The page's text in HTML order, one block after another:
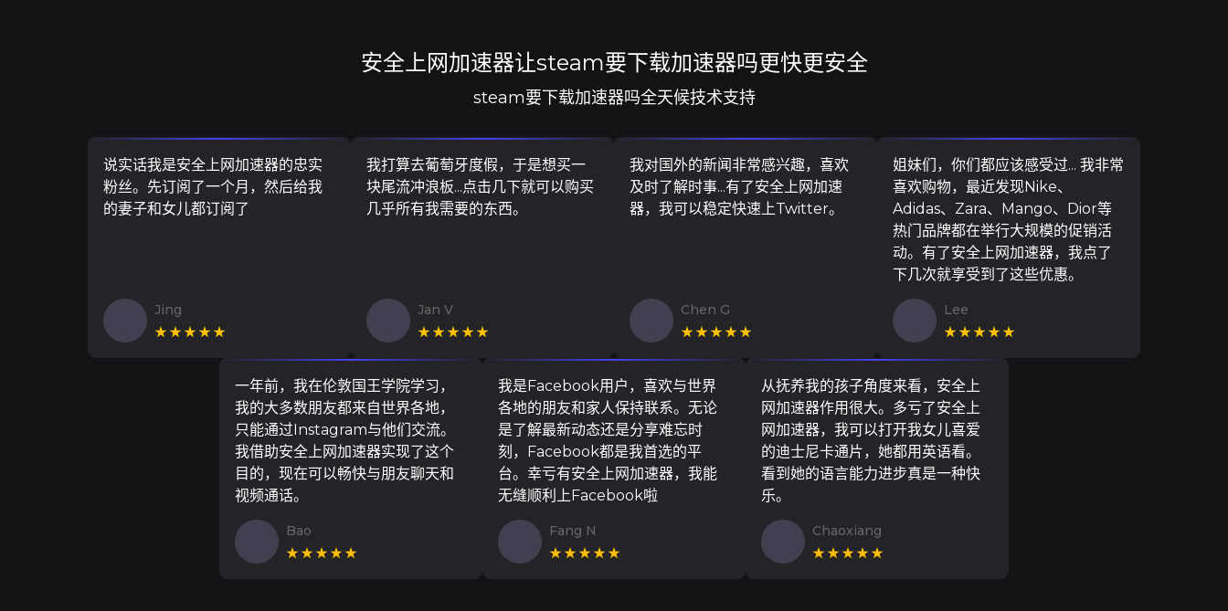
安全上网加速器让steam要下载加速器吗更快更安全
steam要下载加速器吗全天候技术支持
说实话我是安全上网加速器的忠实
粉丝。先订阅了一个月，然后给我
的妻子和女儿都订阅了
Jing
★★★★★
我打算去葡萄牙度假，于是想买一
块尾流冲浪板...点击几下就可以购买
几乎所有我需要的东西。
Jan V
★★★★★
我对国外的新闻非常感兴趣，喜欢
及时了解时事...有了安全上网加速
器，我可以稳定快速上Twitter。
Chen G
★★★★★
姐妹们，你们都应该感受过... 我非常
喜欢购物，最近发现Nike、
Adidas、Zara、Mango、Dior等
热门品牌都在举行大规模的促销活
动。有了安全上网加速器，我点了
下几次就享受到了这些优惠。
Lee
★★★★★
一年前，我在伦敦国王学院学习，
我的大多数朋友都来自世界各地，
只能通过Instagram与他们交流。
我借助安全上网加速器实现了这个
目的，现在可以畅快与朋友聊天和
视频通话。
Bao
★★★★★
我是Facebook用户，喜欢与世界
各地的朋友和家人保持联系。无论
是了解最新动态还是分享难忘时
刻，Facebook都是我首选的平
台。幸亏有安全上网加速器，我能
无缝顺利上Facebook啦
Fang N
★★★★★
从抚养我的孩子角度来看，安全上
网加速器作用很大。多亏了安全上
网加速器，我可以打开我女儿喜爱
的迪士尼卡通片，她都用英语看。
看到她的语言能力进步真是一种快
乐。
Chaoxiang
★★★★★